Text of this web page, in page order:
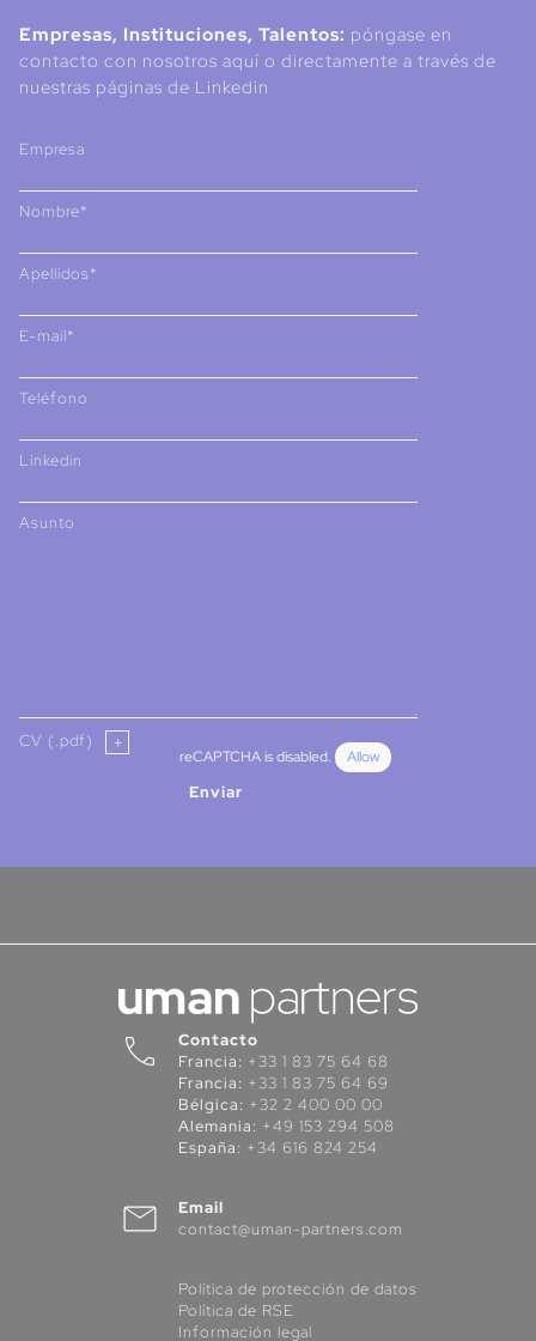
Empresas, Instituciones, Talentos: póngase en
contacto con nosotros aquí o directamente a través de
nuestras páginas de Linkedin
Empresa
Nombre*
Apellidos*
E-mail*
Teléfono
Linkedin
Asunto
CV (.pdf)
reCAPTCHA is disabled. Allow
Enviar
Contacto
Francia: +33 1 83 75 64 68
Francia: +33 1 83 75 64 69
Bélgica: +32 2 400 00 00
Alemania: +49 153 294 508
España: +34 616 824 254
Email
contact@uman-partners.com
Política de protección de datos
Política de RSE
Información legal